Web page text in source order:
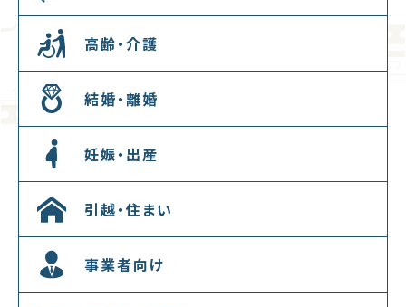
高齢・介護
結婚・離婚
妊娠・出産
引越・住まい
事業者向け